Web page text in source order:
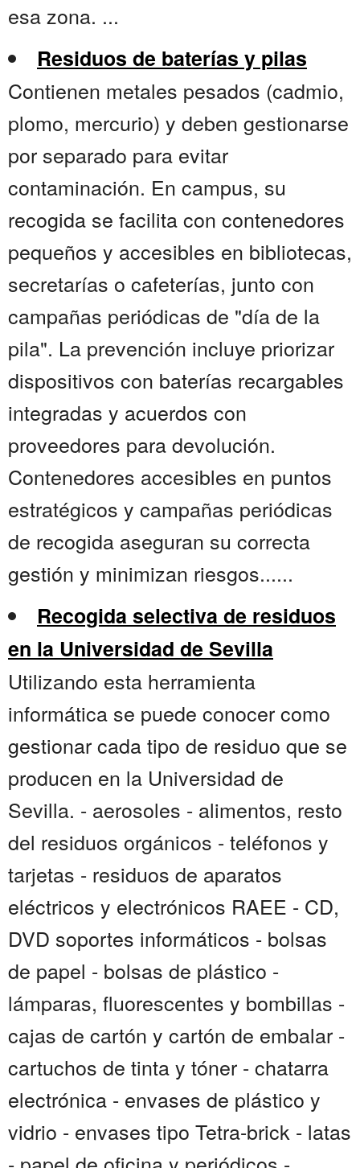
esa zona. ...
Residuos de baterías y pilas
Contienen metales pesados (cadmio,
plomo, mercurio) y deben gestionarse
por separado para evitar
contaminación. En campus, su
recogida se facilita con contenedores
pequeños y accesibles en bibliotecas,
secretarías o cafeterías, junto con
campañas periódicas de "día de la
pila". La prevención incluye priorizar
dispositivos con baterías recargables
integradas y acuerdos con
proveedores para devolución.
Contenedores accesibles en puntos
estratégicos y campañas periódicas
de recogida aseguran su correcta
gestión y minimizan riesgos......
Recogida selectiva de residuos
en la Universidad de Sevilla
Utilizando esta herramienta
informática se puede conocer como
gestionar cada tipo de residuo que se
producen en la Universidad de
Sevilla. - aerosoles - alimentos, resto
del residuos orgánicos - teléfonos y
tarjetas - residuos de aparatos
eléctricos y electrónicos RAEE - CD,
DVD soportes informáticos - bolsas
de papel - bolsas de plástico -
lámparas, fluorescentes y bombillas -
cajas de cartón y cartón de embalar -
cartuchos de tinta y tóner - chatarra
electrónica - envases de plástico y
vidrio - envases tipo Tetra-brick - latas